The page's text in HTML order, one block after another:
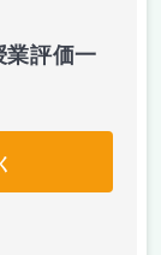
業評価一